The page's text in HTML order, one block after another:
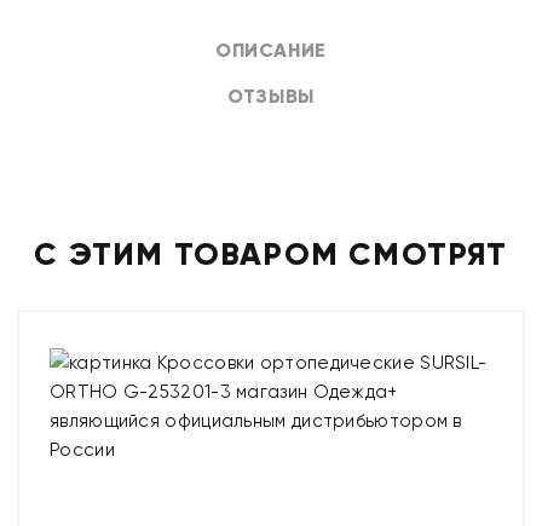
ОПИСАНИЕ
ОТЗЫВЫ
С ЭТИМ ТОВАРОМ СМОТРЯТ